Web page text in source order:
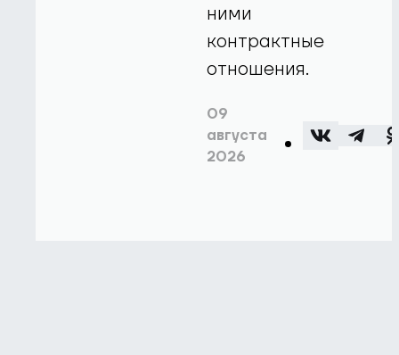
ними
контрактные
отношения.
09
августа
2026